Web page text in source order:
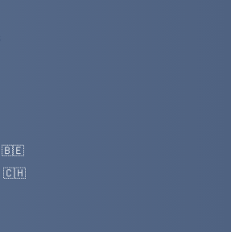
🇧🇪
🇨🇭